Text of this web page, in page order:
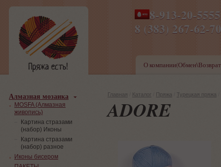
8-913-20-
8 (383) 267-
ПН-ПТ 8-17,СБ-ВС 9-
О
Главная Каталог Пряжа Турецкая пряжа
ADORE
Алмазная мозаика
MOSFA (Алмазная
живопись)
Картина стразами
(набор) Иконы
Картина стразами
(набор) разное
Иконы бисером